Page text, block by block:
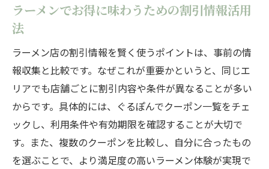
ラーメンでも楽しめる健康的な食事法とは
ラーメンで太りにくい味選びのポイント
ヘルシー志向のラーメン活用術を解説
ラーメンと健康を両立するおすすめ方法
健康面も考慮したラーメンの食べ方ガイド
話題のラーメン事情と最新動向まとめ
ラーメン業界の最新トレンドを徹底チェッ
ラーメンでお得に味わうための割引情報活用
法
ラーメン店の割引情報を賢く使うポイントは、事前の情
報収集と比較です。なぜこれが重要かというと、同じエ
リアでも店舗ごとに割引内容や条件が異なることが多い
からです。具体的には、ぐるぽんでクーポン一覧をチェ
ックし、利用条件や有効期限を確認することが大切で
す。また、複数のクーポンを比較し、自分に合ったもの
を選ぶことで、より満足度の高いラーメン体験が実現で